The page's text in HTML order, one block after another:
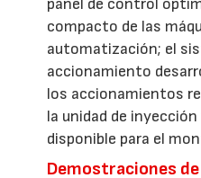
panel de control
compacto de las
automatización; el
accionamiento
los accionamientos
la unidad de
disponible para el
Demostraciones